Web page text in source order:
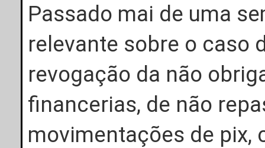
Passado mai de uma
relevante sobre o caso
revogação da não
financerias, de não
movimentações de pix,